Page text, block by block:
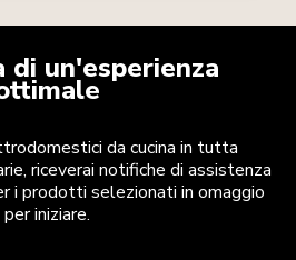
un'esperienza
da cucina in tutta
riceverai notifiche di assistenza
i prodotti selezionati in omaggio
per iniziare.